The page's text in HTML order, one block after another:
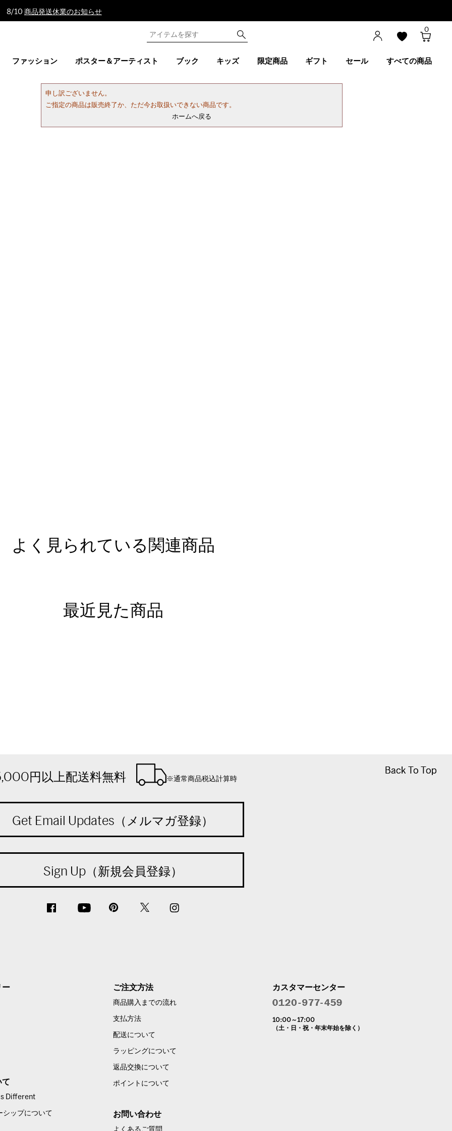
8/10 商品発送休業のお知らせ
0
ファッション ポスター＆アーティスト ブック キッズ 限定商品 ギフト セール すべての商品
申し訳ございません。
ご指定の商品は販売終了か、ただ今お取扱いできない商品です。
ホームへ戻る
よく見られている関連商品
最近見た商品
Back To Top
Back To Top
円以上配送料無料 ※通常商品税込計算時
Get Email Updates（メルマガ登録）
Sign Up（新規会員登録）
ー
て
Different
シップについて
ご注文方法
商品購入までの流れ
支払方法
配送について
ラッピングについて
返品交換について
ポイントについて
お問い合わせ
よくあるご質問
カスタマーセンター
10:00～17:00
（土・日・祝・年末年始を除く）